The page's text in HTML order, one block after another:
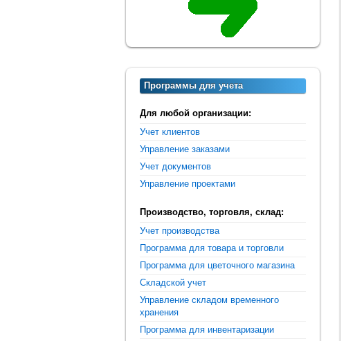
Программы для учета
Для любой организации:
Учет клиентов
Управление заказами
Учет документов
Управление проектами
Производство, торговля, склад:
Учет производства
Программа для товара и торговли
Программа для цветочного магазина
Складской учет
Управление складом временного
хранения
Программа для инвентаризации